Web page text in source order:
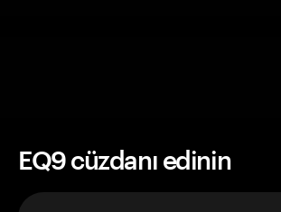
EQ9 cüzdanı edinin